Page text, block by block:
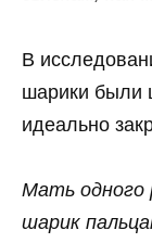
В
шарики были
идеально
Мать одного
шарик